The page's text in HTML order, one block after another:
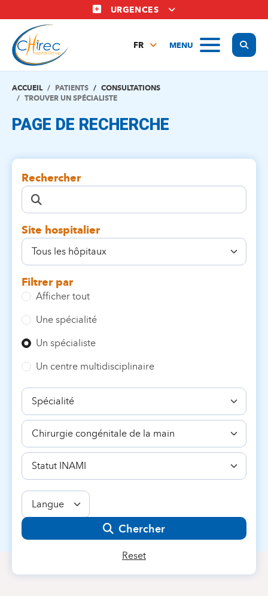
au
contenu
principal
URGENCES
MENU
FR
EN
ACCUEIL PATIENTS
CONSULTATIONS
TROUVER UN SPÉCIALISTE
PAGE DE RECHERCHE
Rechercher
Site hospitalier
Filtrer par
Afficher tout
Une spécialité
Un spécialiste
Un centre multidisciplinaire
Spécialité
Compétence
Statut
INAMI
Langue
Chercher
Reset